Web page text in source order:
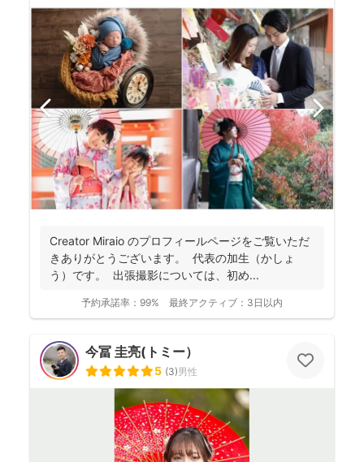
Creator Miraio のプロフィールページをご覧いただ
きありがとうございます。 代表の加生（かしょ
う）です。 出張撮影については、初め...
予約承諾率： 99% 最終アクティブ： 3日以内
今冨 圭亮(トミー）
5 (3)男性